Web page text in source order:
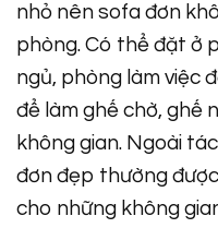
nhỏ nên sofa đơn
phòng. Có thể đặt ở
ngủ, phòng làm việc
để làm ghế chờ, ghế
không gian. Ngoài
đơn đẹp thường
cho những không